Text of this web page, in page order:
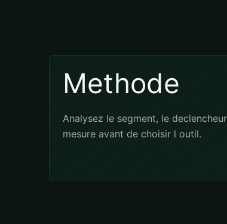
Methode
Analysez le segment, le
mesure avant de choisir l outil.